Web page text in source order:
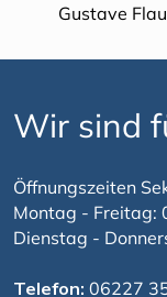
Gustave
Wir sind
Öffnungszeiten
Montag - Freitag:
Dienstag -
Telefon: 06227